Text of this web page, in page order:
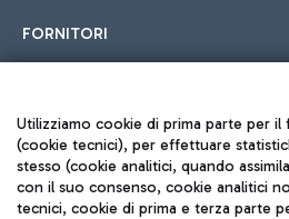
FORNITORI
Seguici sui social
Utilizziamo cookie di prima parte per
(cookie tecnici), per effettuare
stesso (cookie analitici, quando
con il suo consenso, cookie analitici
tecnici, cookie di prima e terza parte